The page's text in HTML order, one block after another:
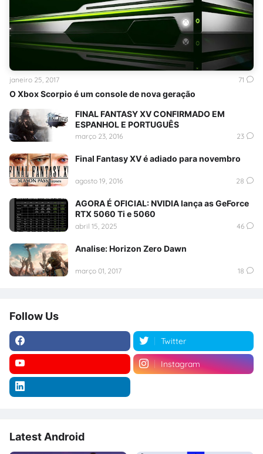
O Xbox Scorpio é um console de nova geração
janeiro 25, 2017 71
FINAL FANTASY XV CONFIRMADO EM
ESPANHOL E PORTUGUÊS
março 23, 2016 23
Final Fantasy XV é adiado para novembro
agosto 19, 2016 28
AGORA É OFICIAL: NVIDIA lança as GeForce
RTX 5060 Ti e 5060
abril 15, 2025 46
Analise: Horizon Zero Dawn
março 01, 2017 18
Follow Us
Twitter
Instagram
Latest Android